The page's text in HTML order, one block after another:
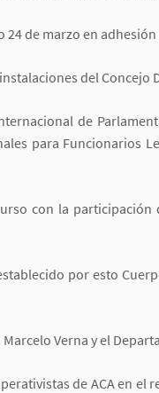
de marzo en
del Concejo
de
para Funcionarios
con la participación
por esto
Verna y el
de ACA en